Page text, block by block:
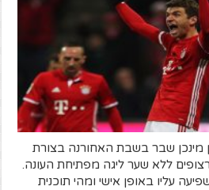
מינכן שבר בשבת האחורנה בצורת
ללא שער ליגה מפתיחת העונה.
עליו באופן אישי ומהי תוכנית